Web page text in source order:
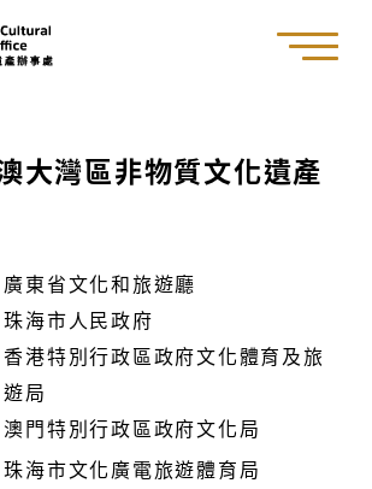
大灣區非物質文化遺產
廣東省文化和旅遊廳
珠海市人民政府
香港特別行政區政府文化體育及旅
遊局
澳門特別行政區政府文化局
珠海市文化廣電旅遊體育局